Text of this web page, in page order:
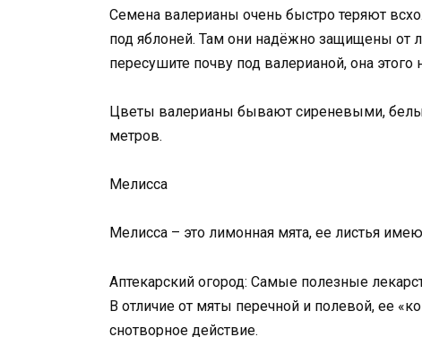
Семена валерианы очень быстро теряют
под яблоней. Там они надёжно защищены от
пересушите почву под валерианой, она этого
Цветы валерианы бывают сиреневыми,
метров.
Мелисса
Мелисса – это лимонная мята, ее листья
Аптекарский огород: Самые полезные
В отличие от мяты перечной и полевой, ее
снотворное действие.